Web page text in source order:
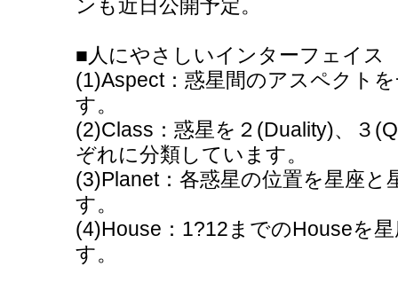
ンも近日公開予定。
■人にやさしいインターフェイス
(1)Aspect：惑星間のアスペクト
す。
(2)Class：惑星を２(Duality)、３
ぞれに分類しています。
(3)Planet：各惑星の位置を星座
す。
(4)House：1?12までのHouseを
す。